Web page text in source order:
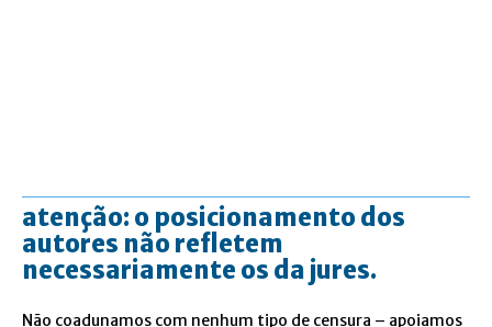
atenção: o posicionamento dos
autores não refletem
necessariamente os da jures.
Não coadunamos com nenhum tipo de censura – apoiamos